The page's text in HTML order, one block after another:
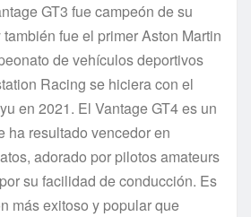
GT3 fue campeón de su
fue el primer Aston Martin
de vehículos deportivos
Racing se hiciera con el
en 2021. El Vantage GT4 es un
ha resultado vencedor en
adorado por pilotos amateurs
por su facilidad de conducción. Es
más exitoso y popular que